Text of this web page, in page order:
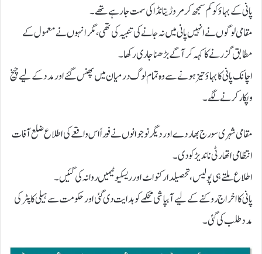
پانی کے بہاؤ کو کم سمجھ کر مروڑیتانڈا کی سمت جا رہے تھے۔
مقامی لوگوں نے انہیں پانی میں نہ جانے کی تنبیہ کی تھی، مگر انہوں نے معمول کے
مطابق گزرنے کا کہہ کر آگے بڑھنا جاری رکھا۔
اچانک پانی کا بہاؤ تیز ہونے سے وہ تمام لوگ درمیان میں پھنس گئے اور مدد کے لیے چیخ
و پکار کرنے لگے۔
مقامی شہری سورج بھاردے اور دیگر نوجوانوں نے فوراً اس واقعے کی اطلاع ضلع آفات
انتظامی اتھارٹی ناندیڑ کو دی۔
اطلاع ملتے ہی پولیس، تحصیلدار کنواٹ اور ریسکیو ٹیمیں روانہ کی گئیں۔
پانی کا اخراج روکنے کے لیے آبپاشی محکمے کو ہدایت دی گئی اور حکومت سے ہیلی کاپٹر کی
مدد طلب کی گئی۔